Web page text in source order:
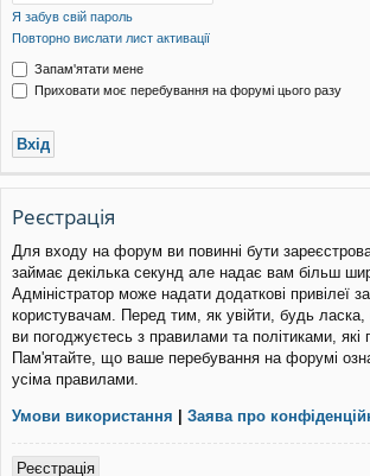
Я забув свій пароль
Повторно вислати лист активації
Запам'ятати мене
Приховати моє перебування на форумі цього разу
Реєстрація
Для входу на форум ви повинні бути
займає декілька секунд але надає вам більш
Адміністратор може надати додаткові привілеї
користувачам. Перед тим, як увійти, будь
ви погоджуєтесь з правилами та політиками, які
Пам'ятайте, що ваше перебування на форумі
усіма правилами.
Умови використання | Заява про
Реєстрація